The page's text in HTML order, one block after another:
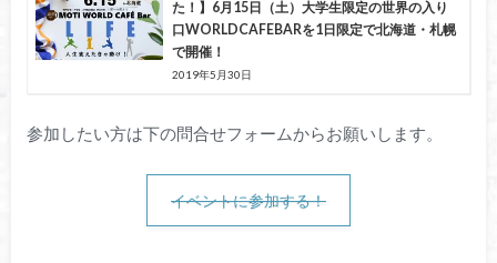
た！】6月15日（土）大学生限定の世界の入り
口WORLDCAFEBARを1日限定で北海道・札幌
で開催！
2019年5月30日
参加したい方は下の問合せフォームからお願いします。
イベントに参加する！